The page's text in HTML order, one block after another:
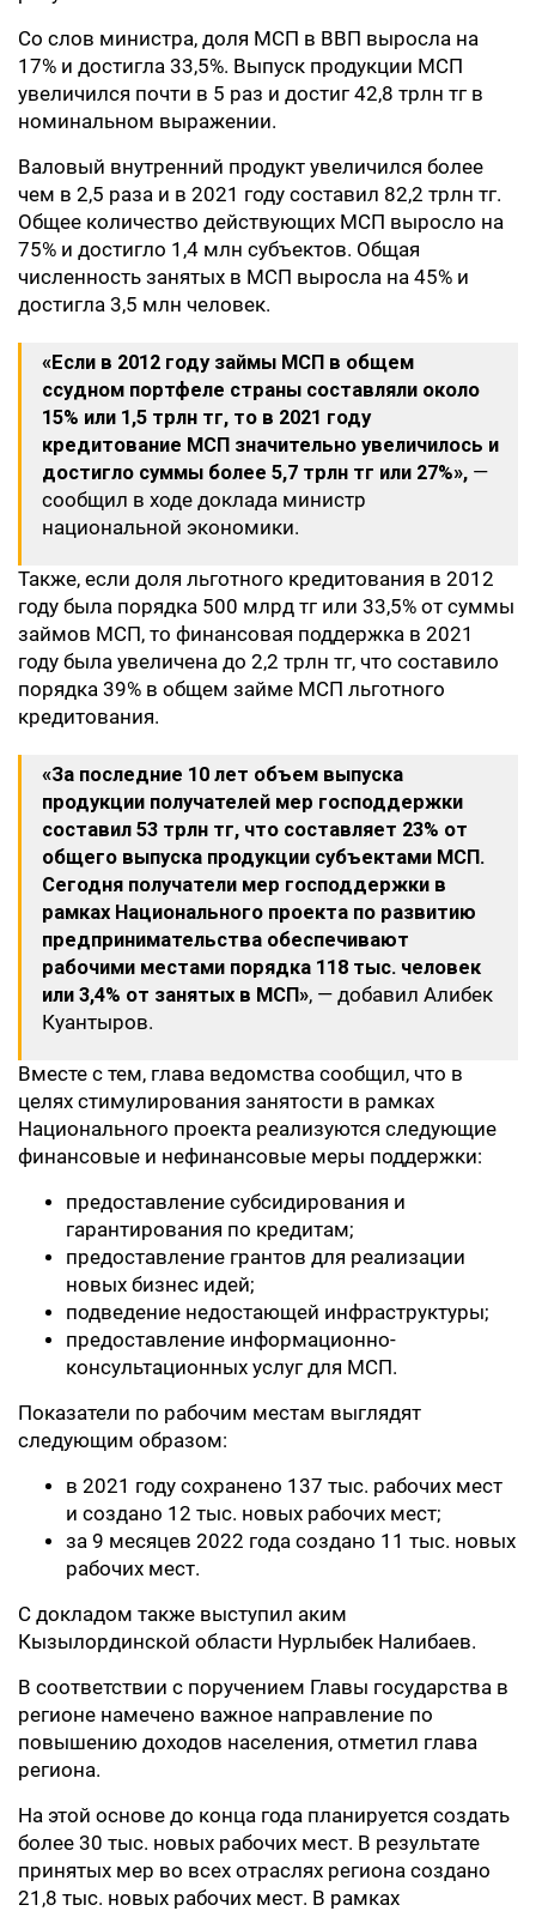
Со слов министра, доля МСП в ВВП выросла на
17% и достигла 33,5%. Выпуск продукции МСП
увеличился почти в 5 раз и достиг 42,8 трлн тг в
номинальном выражении.
Валовый внутренний продукт увеличился более
чем в 2,5 раза и в 2021 году составил 82,2 трлн тг.
Общее количество действующих МСП выросло на
75% и достигло 1,4 млн субъектов. Общая
численность занятых в МСП выросла на 45% и
достигла 3,5 млн человек.
«Если в 2012 году займы МСП в общем
ссудном портфеле страны составляли около
15% или 1,5 трлн тг, то в 2021 году
кредитование МСП значительно увеличилось и
достигло суммы более 5,7 трлн тг или 27%», —
сообщил в ходе доклада министр
национальной экономики.
Также, если доля льготного кредитования в 2012
году была порядка 500 млрд тг или 33,5% от суммы
займов МСП, то финансовая поддержка в 2021
году была увеличена до 2,2 трлн тг, что составило
порядка 39% в общем займе МСП льготного
кредитования.
«За последние 10 лет объем выпуска
продукции получателей мер господдержки
составил 53 трлн тг, что составляет 23% от
общего выпуска продукции субъектами МСП.
Сегодня получатели мер господдержки в
рамках Национального проекта по развитию
предпринимательства обеспечивают
рабочими местами порядка 118 тыс. человек
или 3,4% от занятых в МСП», — добавил Алибек
Куантыров.
Вместе с тем, глава ведомства сообщил, что в
целях стимулирования занятости в рамках
Национального проекта реализуются следующие
финансовые и нефинансовые меры поддержки:
предоставление субсидирования и
гарантирования по кредитам;
предоставление грантов для реализации
новых бизнес идей;
подведение недостающей инфраструктуры;
предоставление информационно-
консультационных услуг для МСП.
Показатели по рабочим местам выглядят
следующим образом:
в 2021 году сохранено 137 тыс. рабочих мест
и создано 12 тыс. новых рабочих мест;
за 9 месяцев 2022 года создано 11 тыс. новых
рабочих мест.
С докладом также выступил аким
Кызылординской области Нурлыбек Налибаев.
В соответствии с поручением Главы государства в
регионе намечено важное направление по
повышению доходов населения, отметил глава
региона.
На этой основе до конца года планируется создать
более 30 тыс. новых рабочих мест. В результате
принятых мер во всех отраслях региона создано
21,8 тыс. новых рабочих мест. В рамках